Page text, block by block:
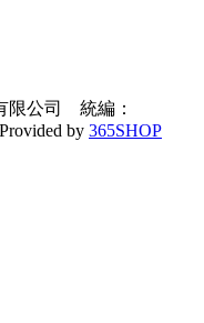
限公司 統編：
by 365SHOP